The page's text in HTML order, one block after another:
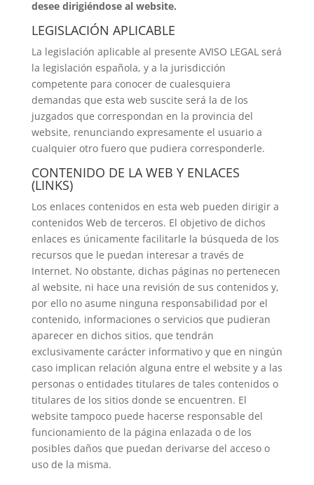
desee dirigiéndose al website.
LEGISLACIÓN APLICABLE
La legislación aplicable al presente AVISO LEGAL será
la legislación española, y a la jurisdicción
competente para conocer de cualesquiera
demandas que esta web suscite será la de los
juzgados que correspondan en la provincia del
website, renunciando expresamente el usuario a
cualquier otro fuero que pudiera corresponderle.
CONTENIDO DE LA WEB Y ENLACES
(LINKS)
Los enlaces contenidos en esta web pueden dirigir a
contenidos Web de terceros. El objetivo de dichos
enlaces es únicamente facilitarle la búsqueda de los
recursos que le puedan interesar a través de
Internet. No obstante, dichas páginas no pertenecen
al website, ni hace una revisión de sus contenidos y,
por ello no asume ninguna responsabilidad por el
contenido, informaciones o servicios que pudieran
aparecer en dichos sitios, que tendrán
exclusivamente carácter informativo y que en ningún
caso implican relación alguna entre el website y a las
personas o entidades titulares de tales contenidos o
titulares de los sitios donde se encuentren. El
website tampoco puede hacerse responsable del
funcionamiento de la página enlazada o de los
posibles daños que puedan derivarse del acceso o
uso de la misma.